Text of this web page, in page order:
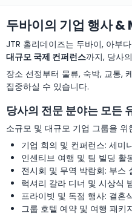
두바이의 기업 행사 &
JTR 홀리데이즈는 두바이, 아부
대규모 국제 컨퍼런스까지, 당사
장소 선정부터 물류, 숙박, 교통,
집중하실 수 있습니다.
당사의 전문 분야는 모든
소규모 및 대규모 기업 그룹을
기업 회의 및 컨퍼런스: 세미
인센티브 여행 및 팀 빌딩 활
전시회 및 무역 박람회: 부스
럭셔리 갈라 디너 및 시상식
프라이빗 및 독점 행사: 결혼
그룹 호텔 예약 및 여행 패키